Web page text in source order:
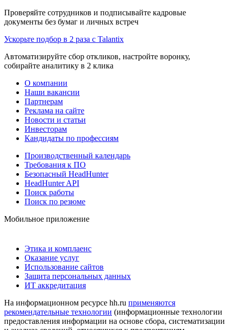
Проверяйте сотрудников и подписывайте кадровые
документы без бумаг и личных встреч
Ускорьте подбор в 2 раза с Talantix
Автоматизируйте сбор откликов, настройте воронку,
собирайте аналитику в 2 клика
О компании
Наши вакансии
Партнерам
Реклама на сайте
Новости и статьи
Инвесторам
Кандидаты по профессиям
Производственный календарь
Требования к ПО
Безопасный HeadHunter
HeadHunter API
Поиск работы
Поиск по резюме
Мобильное приложение
Этика и комплаенс
Оказание услуг
Использование сайтов
Защита персональных данных
ИТ аккредитация
На информационном ресурсе hh.ru применяются
рекомендательные технологии (информационные технологии
предоставления информации на основе сбора, систематизации